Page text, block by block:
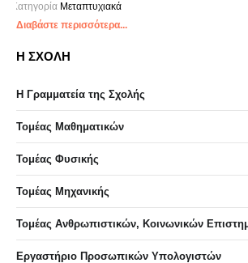
Κατηγορία Μεταπτυχιακά
Διαβάστε περισσότερα...
Η ΣΧΟΛΗ
Η Γραμματεία της Σχολής
Τομέας Μαθηματικών
Τομέας Φυσικής
Τομέας Μηχανικής
Τομέας Ανθρωπιστικών, Κοινωνικών
Eργαστήριo Προσωπικών Υπολογιστών